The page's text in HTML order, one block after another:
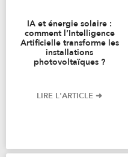
IA et énergie solaire :
comment l’Intelligence
Artificielle transforme les
installations
photovoltaïques ?
LIRE L'ARTICLE ➜